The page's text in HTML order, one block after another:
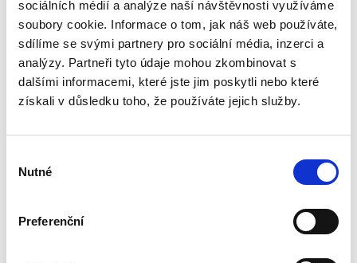
sociálních médií a analýze naší návštěvnosti využíváme
soubory cookie. Informace o tom, jak náš web používáte,
sdílíme se svými partnery pro sociální média, inzerci a
analýzy. Partneři tyto údaje mohou zkombinovat s
dalšími informacemi, které jste jim poskytli nebo které
získali v důsledku toho, že používáte jejich služby.
souhlasu
Nutné
Preferenční
Bewertungen unserer Kunden